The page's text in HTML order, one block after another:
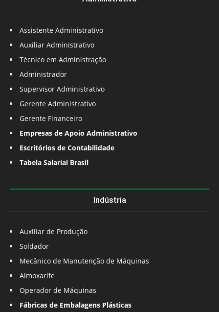
Assistente Administrativo
Auxiliar Administrativo
Técnico em Administração
Administrador
Supervisor Administrativo
Gerente Administrativo
Gerente Financeiro
Empresas de Apoio Administrativo
Escritórios de Contabilidade
Tabela Salarial Brasil
Indústria
Auxiliar de Produção
Soldador
Mecânico de Manutenção de Máquinas
Almoxarife
Operador de Máquinas
Fábricas de Embalagens Plásticas